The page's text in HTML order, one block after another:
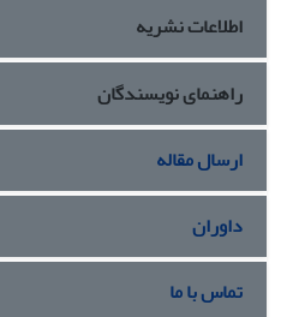
اطلاعات نشریه
راهنمای نویسندگان
ارسال مقاله
داوران
تماس با ما